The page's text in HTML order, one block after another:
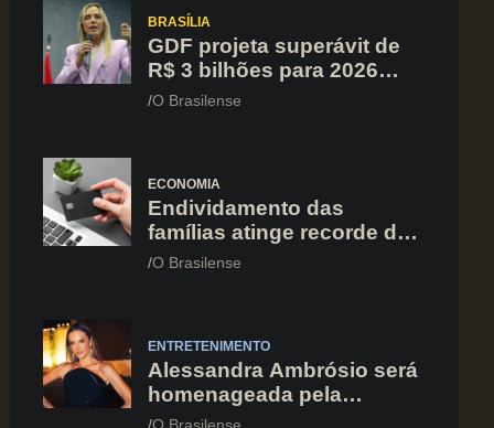
BRASÍLIA
GDF projeta superávit de
R$ 3 bilhões para 2026
após registrar recuo no
O Brasilense
ECONOMIA
Endividamento das
famílias atinge recorde de
82% em julho; cartão de
O Brasilense
ENTRETENIMENTO
Alessandra Ambrósio será
homenageada pela
BrazilFoundation no New